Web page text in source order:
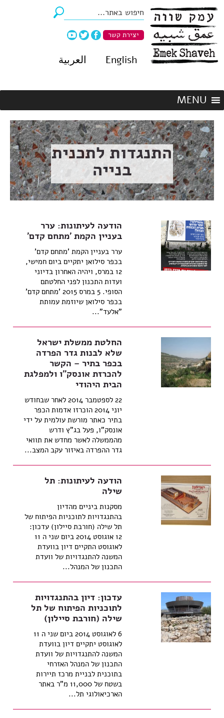
יצירת קשר
English العربية
התנגדות לתכנית
בנייה
הודעה לעיתונות: ערר
בעניין הקמת 'מתחם קדם'
ערר בעניין הקמת 'מתחם קדם'
בכפר סילואן יתקיים ביום חמישי,
12 במרס, ויהיה האחרון בדיוני
ועדות התכנון לפני החלטתם
הסופי. 5 במרס 2015 'מתחם קדם'
בכפר סילואן שיוזמת עמותת
"אלעד"...
החלטת ממשלת ישראל
שלא לבנות גדר הפרדה
בכפר בתיר – הקשר
להכרזת אונסק"ו ולמפלגת
הבית היהודי
22 לספטמבר 2014 לאחר שבחודש
יוני 2014 הוכרזו אדמות הכפר
בתיר כאתר מורשת עולמית על ידי
אונסק"ו, פעל בג"ץ ודרש
מהממשלה לאשר מחדש את תוואי
גדר ההפרדה באיזור עקב המצב...
הודעה לעיתונות: תל
שילה
מסקנות ביניים מהדיון
בהתנגדויות לתוכניות הפיתוח של
תל שילה (חורבת סיילון) עדכון:
12 אוגוסט 2014 ביום שני ה 11
לאוגוסט התקיים דיון בוועדת
המשנה להתנגדויות של וועדת
התכנון של המנהל...
עדכון: דיון בהתנגדויות
לתוכניות הפיתוח של תל
שילה (חורבת סיילון)
6 לאוגוסט 2014 ביום שני ה 11
לאוגוסט יתקיים דיון בוועדת
המשנה להתנגדויות של וועדת
התכנון של המנהל האזרחי
בתוכנית לבניית מרכז תיירות
בשטח של 11,000 מ"ר באתר
הארכיאולוגי תל...